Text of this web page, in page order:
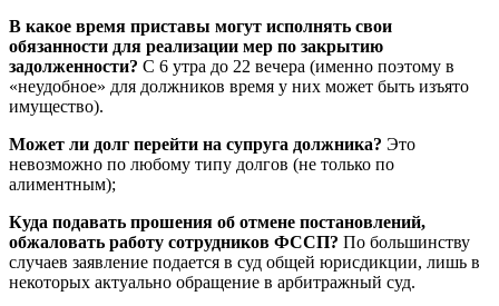
В какое время приставы могут исполнять свои
обязанности для реализации мер по закрытию
задолженности? С 6 утра до 22 вечера (именно поэтому в
«неудобное» для должников время у них может быть изъято
имущество).
Может ли долг перейти на супруга должника? Это
невозможно по любому типу долгов (не только по
алиментным);
Куда подавать прошения об отмене постановлений,
обжаловать работу сотрудников ФССП? По большинству
случаев заявление подается в суд общей юрисдикции, лишь в
некоторых актуально обращение в арбитражный суд.